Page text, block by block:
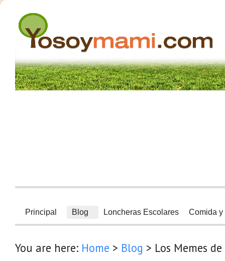
Principal Blog Loncheras Escolares Comida y
You are here: Home > Blog > Los Memes